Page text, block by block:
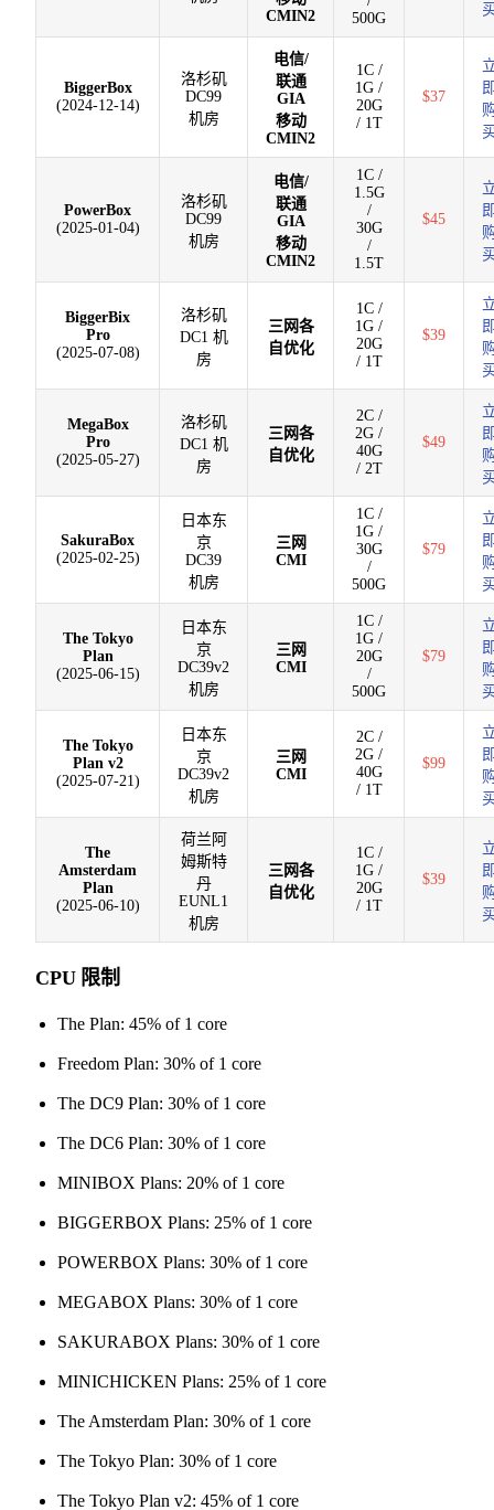
CMIN2
500G
BiggerBox
(2024-12-14)
洛杉矶
DC99
机房
电信/
联通
GIA
移动
CMIN2
1C /
1G /
20G
/ 1T
$37
PowerBox
(2025-01-04)
洛杉矶
DC99
机房
电信/
联通
GIA
移动
CMIN2
1C /
1.5G
/
30G
/
1.5T
$45
BiggerBix
Pro
(2025-07-08)
洛杉矶
DC1 机
房
三网各
自优化
1C /
1G /
20G
/ 1T
$39
MegaBox
Pro
(2025-05-27)
洛杉矶
DC1 机
房
三网各
自优化
2C /
2G /
40G
/ 2T
$49
SakuraBox
(2025-02-25)
日本东
京
DC39
机房
三网
CMI
1C /
1G /
30G
/
500G
$79
The Tokyo
Plan
(2025-06-15)
日本东
京
DC39v2
机房
三网
CMI
1C /
1G /
20G
/
500G
$79
The Tokyo
Plan v2
(2025-07-21)
日本东
京
DC39v2
机房
三网
CMI
2C /
2G /
40G
/ 1T
$99
The
Amsterdam
Plan
(2025-06-10)
荷兰阿
姆斯特
丹
EUNL1
机房
三网各
自优化
1C /
1G /
20G
/ 1T
$39
CPU 限制
The Plan: 45% of 1 core
Freedom Plan: 30% of 1 core
The DC9 Plan: 30% of 1 core
The DC6 Plan: 30% of 1 core
MINIBOX Plans: 20% of 1 core
BIGGERBOX Plans: 25% of 1 core
POWERBOX Plans: 30% of 1 core
MEGABOX Plans: 30% of 1 core
SAKURABOX Plans: 30% of 1 core
MINICHICKEN Plans: 25% of 1 core
The Amsterdam Plan: 30% of 1 core
The Tokyo Plan: 30% of 1 core
The Tokyo Plan v2: 45% of 1 core